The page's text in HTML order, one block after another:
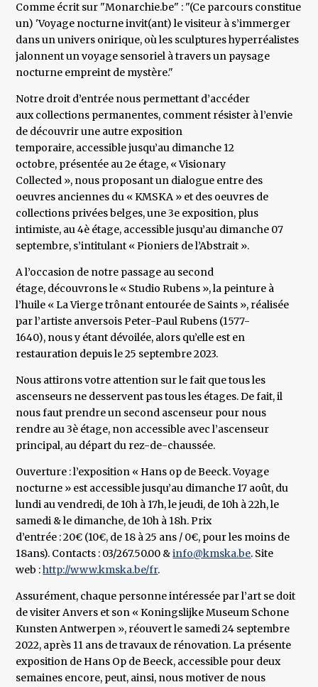
Comme écrit sur "Monarchie.be" : "(Ce parcours constitue
un) 'Voyage nocturne invit(ant) le visiteur à s’immerger
dans un univers onirique, où les sculptures hyperréalistes
jalonnent un voyage sensoriel à travers un paysage
nocturne empreint de mystère."
Notre droit d’entrée nous permettant d’accéder
aux collections permanentes, comment résister à l’envie
de découvrir une autre exposition
temporaire, accessible jusqu’au dimanche 12
octobre, présentée au 2e étage, « Visionary
Collected », nous proposant un dialogue entre des
oeuvres anciennes du « KMSKA » et des oeuvres de
collections privées belges, une 3e exposition, plus
intimiste, au 4è étage, accessible jusqu’au dimanche 07
septembre, s’intitulant « Pioniers de l’Abstrait ».
A l’occasion de notre passage au second
étage, découvrons le « Studio Rubens », la peinture à
l’huile « La Vierge trônant entourée de Saints », réalisée
par l’artiste anversois Peter-Paul Rubens (1577-
1640), nous y étant dévoilée, alors qu’elle est en
restauration depuis le 25 septembre 2023.
Nous attirons votre attention sur le fait que tous les
ascenseurs ne desservent pas tous les étages. De fait, il
nous faut prendre un second ascenseur pour nous
rendre au 3è étage, non accessible avec l’ascenseur
principal, au départ du rez-de-chaussée.
Ouverture : l’exposition « Hans op de Beeck. Voyage
nocturne » est accessible jusqu’au dimanche 17 août, du
lundi au vendredi, de 10h à 17h, le jeudi, de 10h à 22h, le
samedi & le dimanche, de 10h à 18h. Prix
d’entrée : 20€ (10€, de 18 à 25 ans / 0€, pour les moins de
18ans). Contacts : 03/267.50.00 &info@kmska.be. Site
web :http://www.kmska.be/fr.
Assurément, chaque personne intéressée par l’art se doit
de visiter Anvers et son « Koningslijke Museum Schone
Kunsten Antwerpen », réouvert le samedi 24 septembre
2022, après 11 ans de travaux de rénovation. La présente
exposition de Hans Op de Beeck, accessible pour deux
semaines encore, peut, ainsi, nous motiver de nous